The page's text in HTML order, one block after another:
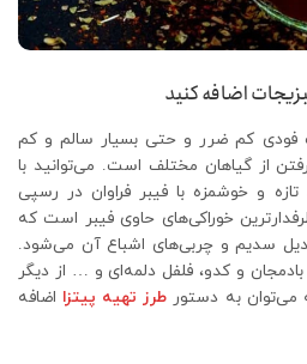
اضافه کنید
فودی کم ضرر و حتی بسیار سالم و کم
از گیاهان مختلف است. می‌توانید با
و خوشمزه با فیبر فراوان در رسپی
خوراکی‌های حاوی فیبر است که
سدیم و چربی‌های اشباع آن می‌شود.
و کدو، فلفل دلمه‌ای و … از دیگر
می‌توان به دستور طرز تهیه پیتزا اضافه